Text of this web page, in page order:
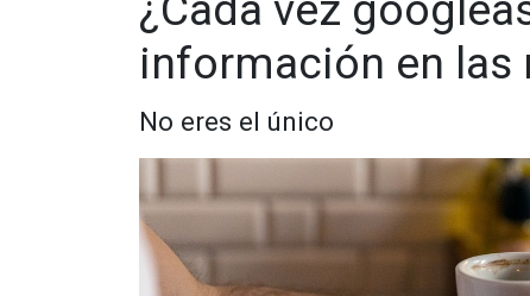
información en las
No eres el único